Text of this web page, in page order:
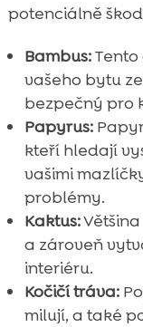
potenciálně
Bambus:Tento
vašeho bytu
bezpečný pro
Papyrus:
kteří hledají
vašimi
problémy.
Kaktus:
a zároveň
interiéru.
Kočičí tráva:
milují, a také